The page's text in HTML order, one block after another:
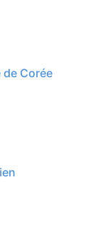
Corée